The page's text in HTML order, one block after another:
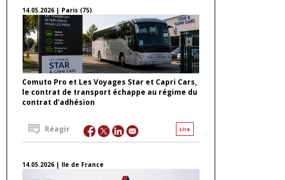
14.05.2026 | Paris (75)
Comuto Pro et Les Voyages Star et Capri Cars,
le contrat de transport échappe au régime du
contrat d’adhésion
Lire
Réagir
14.05.2026 | Ile de France